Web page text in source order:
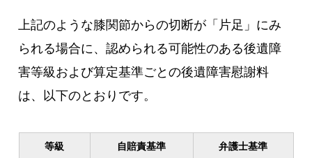
上記のような膝関節からの切断が「片足」にみ
られる場合に、認められる可能性のある後遺障
害等級および算定基準ごとの後遺障害慰謝料
は、以下のとおりです。
等級 自賠責基準 弁護士基準